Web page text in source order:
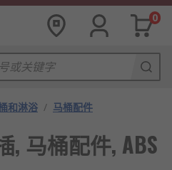
0
和淋浴 / 马桶配件
, 马桶配件, ABS